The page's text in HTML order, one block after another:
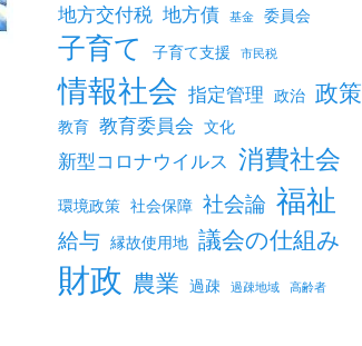
地方交付税 地方債 基金 委員会
子育て 子育て支援 市民税
情報社会 指定管理 政治 政策
教育 教育委員会 文化
新型コロナウイルス 消費社会
環境政策 社会保障 社会論 福祉
給与 縁故使用地 議会の仕組み
財政 農業 過疎 過疎地域 高齢者